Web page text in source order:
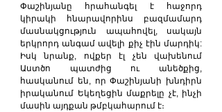
Փաշինյանը հրահանգել է հաջորդ
կիրակի հնարավորինս բազմամարդ
մասնակցություն ապահովել, սակայն
երկրորդ անգամ ավելի քիչ էին մարդիկ:
Իսկ նրանք, ովքեր էլ չեն վախենում
Աստծո պատժից ու անեծքից,
հասկանում են, որ Փաշինյանի խնդիրն
իրականում Եկեղեցին մաքրելը չէ, ինչի
մասին այդքան թմբկահարում է։